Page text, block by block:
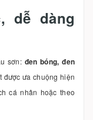
dễ dàng
sơn: đen bóng, đen
được ưa chuộng hiện
cá nhân hoặc theo